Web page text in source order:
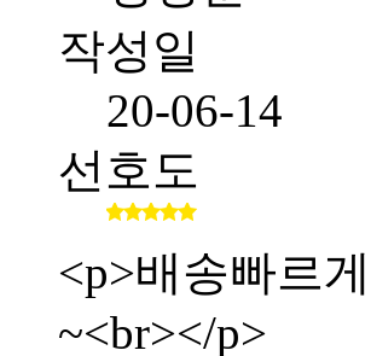
작성일
20-06-14
선호도
<p>배송빠르
~<br></p>